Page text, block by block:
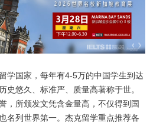
学国家，每年有4-5万的中国学生到达
史悠久、标准严、质量高著称于世。
，所颁发文凭含金量高，不仅得到国
名列世界第一。杰克留学重点推荐各